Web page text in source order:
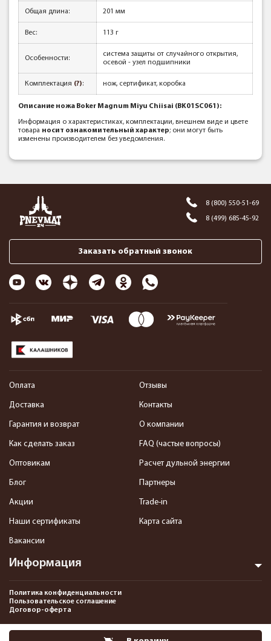
Общая длина: 201 мм
Вес: 113 г
Особенности:
система защиты от случайного открытия,
осевой - узел подшипники
Комплектация (?): нож, сертификат, коробка
Описание ножа Boker Magnum Miyu Chiisai (BK01SC061):
Информация о характеристиках, комплектации, внешнем виде и цвете
товара носит ознакомительный характер; они могут быть
изменены производителем без уведомления.
8 (800) 550-51-69
8 (499) 685-45-92
Заказать обратный звонок
Информация
Оплата
Доставка
Гарантия и возврат
Как сделать заказ
Оптовикам
Блог
Акции
Наши сертификаты
Вакансии
Отзывы
Контакты
О компании
FAQ (частые вопросы)
Расчет дульной энергии
Партнеры
Trade-in
Карта сайта
Политика конфиденциальности
Пользовательское соглашение
Договор-оферта
2013-2026 Интернет-магазин пневматики, страйкбола и снаряжения–